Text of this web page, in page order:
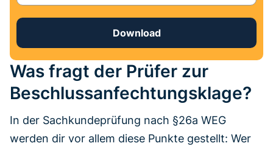
Download
Was fragt der Prüfer zur
Beschlussanfechtungsklage?
In der Sachkundeprüfung nach §26a WEG
werden dir vor allem diese Punkte gestellt: Wer